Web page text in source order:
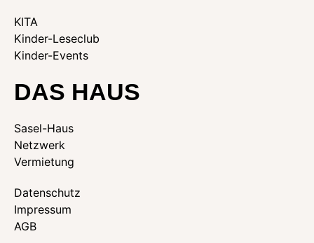
KITA
Kinder-Leseclub
Kinder-Events
DAS HAUS
Sasel-Haus
Netzwerk
Vermietung
Datenschutz
Impressum
AGB